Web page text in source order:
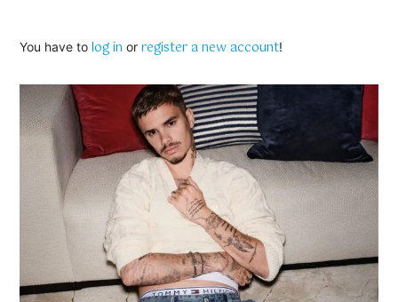
You have tolog in orregister a new account!